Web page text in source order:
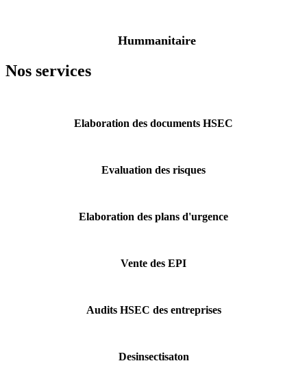
Hummanitaire
Nos services
Elaboration des documents HSEC
Evaluation des risques
Elaboration des plans d'urgence
Vente des EPI
Audits HSEC des entreprises
Desinsectisaton